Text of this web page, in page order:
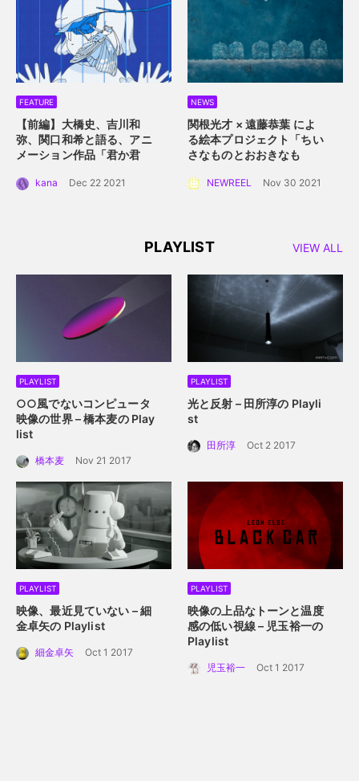
FEATURE
【前編】大橋史、吉川和
弥、関口和希と語る、アニ
メーション作品「君か君
ーデザインと感情移入させ
kana Dec 22 2021
NEWS
関根光才 × 遠藤恭葉 によ
る絵本プロジェクト「ちい
さなものとおおきなも
本にするプロジェクト始動
NEWREEL Nov 30 2021
PLAYLIST VIEW ALL
PLAYLIST
○○風でないコンピュータ
映像の世界 – 橋本麦の Play
list
橋本麦 Nov 21 2017
PLAYLIST
光と反射 – 田所淳の Playli
st
田所淳 Oct 2 2017
PLAYLIST
映像、最近見ていない – 細
金卓矢の Playlist
細金卓矢 Oct 1 2017
PLAYLIST
映像の上品なトーンと温度
感の低い視線 – 児玉裕一の
Playlist
児玉裕一 Oct 1 2017